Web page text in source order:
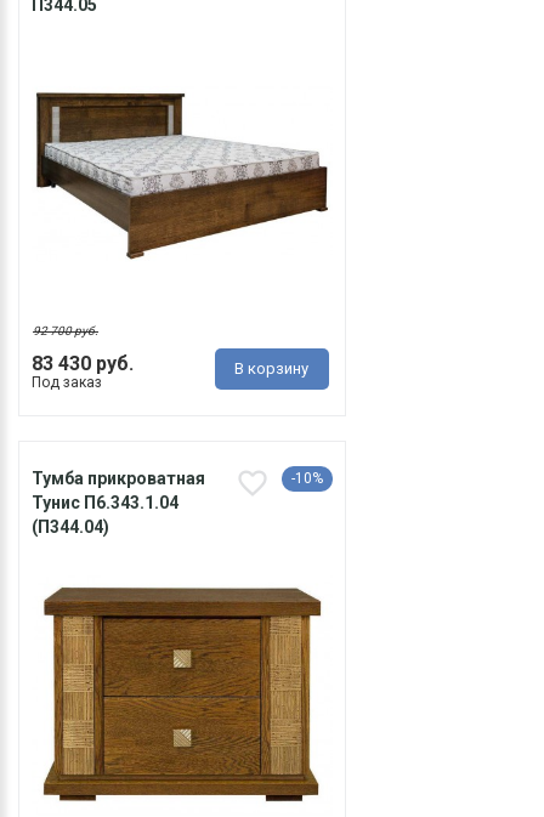
П344.05
83 430 руб.
92 700 руб.
Под заказ
В корзину
Тумба прикроватная
Тунис П6.343.1.04
(П344.04)
-10%